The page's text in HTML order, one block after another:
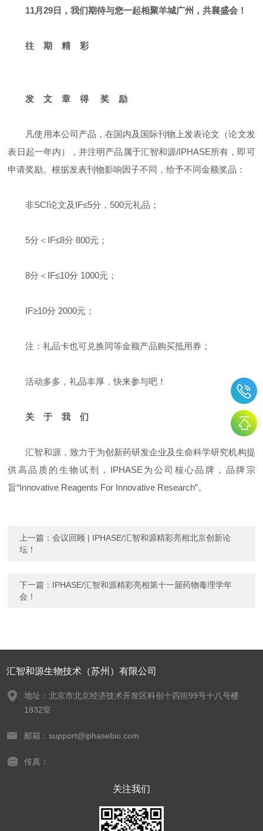
11月29日，我们期待与您一起相聚羊城广州，共襄盛会！
往 期 精 彩
发 文 章 得 奖 励
凡使用本公司产品，在国内及国际刊物上发表论文（论文发
表日起一年内），并注明产品属于汇智和源/IPHASE所有，即可
申请奖励。根据发表刊物影响因子不同，给予不同金额奖品：
非SCI论文及IF≤5分，500元礼品；
5分＜IF≤8分 800元；
8分＜IF≤10分 1000元；
IF≥10分 2000元；
注：礼品卡也可兑换同等金额产品购买抵用券；
活动多多，礼品丰厚，快来参与吧！
关 于 我 们
汇智和源，致力于为创新药研发企业及生命科学研究机构提
供高品质的生物试剂，IPHASE为公司核心品牌，品牌宗
旨“Innovative Reagents For Innovative Research”。
上一篇：会议回顾 | IPHASE/汇智和源精彩亮相北京创新论
坛！
下一篇： IPHASE/汇智和源精彩亮相第十一届药物毒理学年
会！
汇智和源生物技术（苏州）有限公司
地址：北京市北京经济技术开发区科创十四街99号十八号楼
1832室
邮箱：support@iphasebio.com
传真：
关注我们